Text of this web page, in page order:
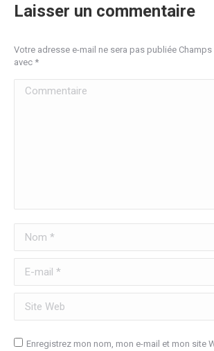
Laisser un commentaire
Votre adresse e-mail ne sera pas publiée
avec *
Commentaire
Nom *
E-mail *
Site Web
Enregistrez mon nom, mon e-mail et mon site